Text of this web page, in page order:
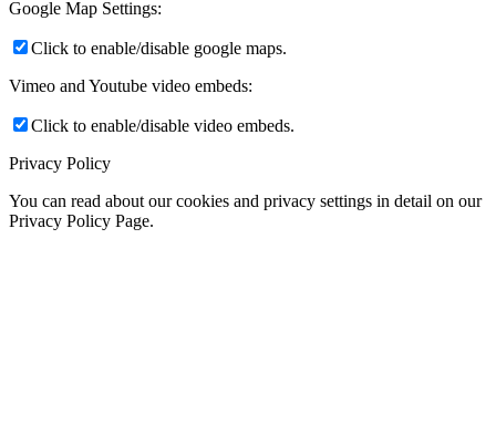
Google Map Settings:
Click to enable/disable google maps.
Vimeo and Youtube video embeds:
Click to enable/disable video embeds.
Privacy Policy
You can read about our cookies and privacy settings in detail on our
Privacy Policy Page.